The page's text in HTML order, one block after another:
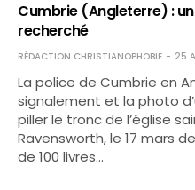
Cumbrie (Angleterre) :
recherché
RÉDACTION CHRISTIANOPHOBIE 25
La police de Cumbrie en
signalement et la photo
piller le tronc de l’église
Ravensworth, le 17 mars
de 100 livres…